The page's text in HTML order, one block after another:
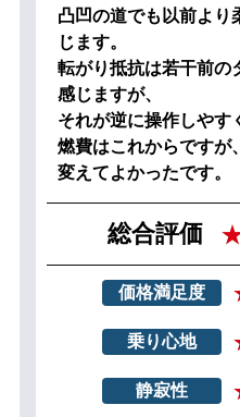
凸凹の道でも以前より
じます。
転がり抵抗は若干前の
感じますが、
それが逆に操作しやす
燃費はこれからですが
変えてよかったです。
総合評価
価格満足度
乗り心地
静寂性